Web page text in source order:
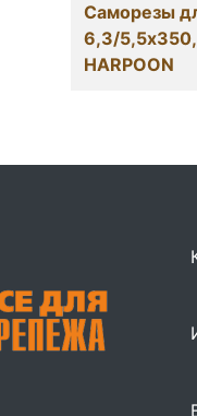
Саморезы
6,3/5,5х350,
HARPOON